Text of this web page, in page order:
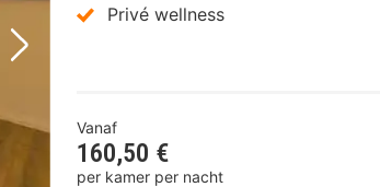
Volgende foto
Privé wellness
Vanaf
160,50 €
per kamer per nacht